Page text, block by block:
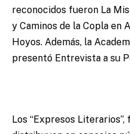
reconocidos fueron La
y Caminos de la Copla en
Hoyos. Además, la
presentó Entrevista a su
Los “Expresos